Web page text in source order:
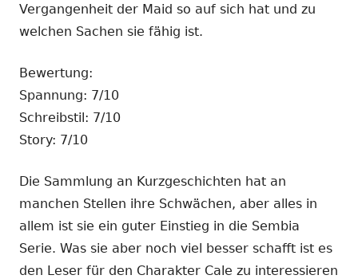
Vergangenheit der Maid so auf sich hat und zu
welchen Sachen sie fähig ist.
Bewertung:
Spannung: 7/10
Schreibstil: 7/10
Story: 7/10
Die Sammlung an Kurzgeschichten hat an
manchen Stellen ihre Schwächen, aber alles in
allem ist sie ein guter Einstieg in die Sembia
Serie. Was sie aber noch viel besser schafft ist es
den Leser für den Charakter Cale zu interessieren